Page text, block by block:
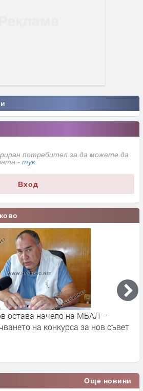
потребител за да можете да
- тук
Вход
очаква Хасковска област в
Още новини